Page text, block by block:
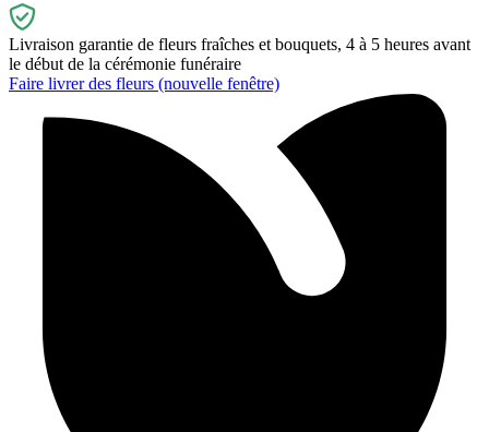
Livraison garantie de fleurs fraîches et bouquets, 4 à 5 heures avant
le début de la cérémonie funéraire
Faire livrer des fleurs (nouvelle fenêtre)